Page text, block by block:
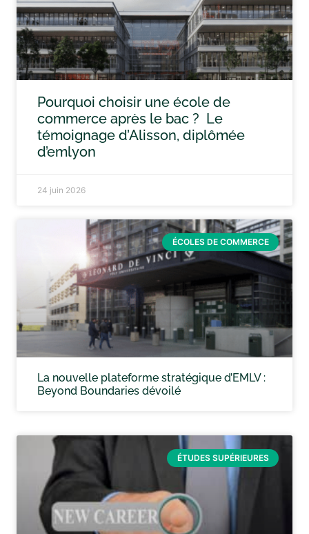
Pourquoi choisir une école de
commerce après le bac ? Le
témoignage d’Alisson, diplômée
d’emlyon
24 juin 2026
ÉCOLES DE COMMERCE
La nouvelle plateforme stratégique d’EMLV :
Beyond Boundaries dévoilé
ÉTUDES SUPÉRIEURES